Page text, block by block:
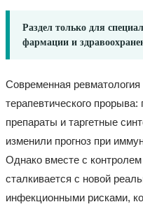
Раздел только для
фармации и
Современная
терапевтического
препараты и таргетные
изменили прогноз при
Однако вместе с
сталкивается с новой
инфекционными рисками,